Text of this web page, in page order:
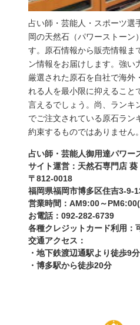
占い師・芸能人・スポーツ選
岡の天然石（パワーストーン
す。原石情報から販売情報ま
ン情報をお届けします。強い
厳選された原石を自社で海外
れる人を最小限に抑えること
言えるでしょう。尚、ランキ
でご注文されている原石ラン
約束するものではありません。
占い師・芸能人御用達パワー
サイト運営：天然石専門店 葵
〒812-0018
福岡県福岡市博多区住吉3-9-
営業時間：AM9:00～
お電話：092-282-6739
各種クレジットカード利用：
交通アクセス：
・地下鉄渡辺通駅より徒歩9分
・博多駅から徒歩20分